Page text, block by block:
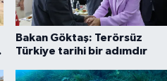
Bakan Göktaş: Terörsüz
Türkiye tarihi bir adımdır